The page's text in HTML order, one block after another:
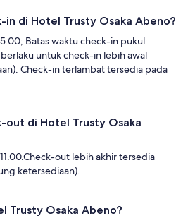
in di Hotel Trusty Osaka Abeno?
Batas waktu check-in pukul:
untuk check-in lebih awal
Check-in terlambat tersedia pada
out di Hotel Trusty Osaka
out lebih akhir tersedia
ketersediaan).
Trusty Osaka Abeno?